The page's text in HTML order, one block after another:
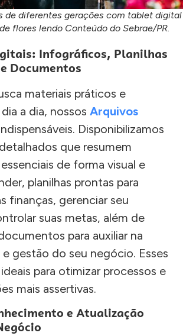
de diferentes gerações com tablet digital
flores lendo Conteúdo do Sebrae/PR.
Infográficos, Planilhas
Documentos
materiais práticos e
a dia, nossos Arquivos
Disponibilizamos
que resumem
de forma visual e
planilhas prontas para
finanças, gerenciar seu
suas metas, além de
para auxiliar na
gestão do seu negócio. Esses
para otimizar processos e
mais assertivas.
e Atualização